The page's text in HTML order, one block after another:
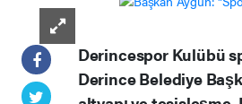
Derincespor Kulübü
Derince Belediye